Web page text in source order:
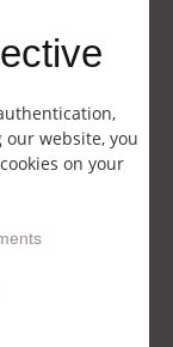
website, you
on your